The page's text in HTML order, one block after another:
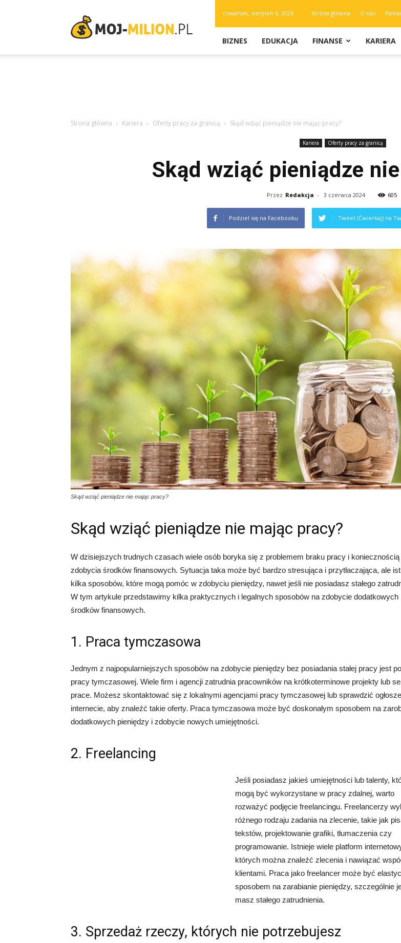
milion.pl
czwartek, sierpień 6, 2026 Strona główna O nas
BIZNES EDUKACJA FINANSE KARIERA
Strona główna Kariera Oferty pracy za granicą Skąd wziąć pieniądze nie mając pracy?
Kariera Oferty pracy za granicą
Skąd wziąć pieniądze
Przez Redakcja - 3 czerwca 2024 605
Podziel się na Facebooku Tweet (Ćwierkaj) na
Skąd wziąć pieniądze nie mając pracy?
Skąd wziąć pieniądze nie mając pracy?
W dzisiejszych trudnych czasach wiele osób boryka się z problemem braku pracy i koniecznością
zdobycia środków finansowych. Sytuacja taka może być bardzo stresująca i przytłaczająca, ale
kilka sposobów, które mogą pomóc w zdobyciu pieniędzy, nawet jeśli nie posiadasz stałego
W tym artykule przedstawimy kilka praktycznych i legalnych sposobów na zdobycie dodatkowych
środków finansowych.
1. Praca tymczasowa
Jednym z najpopularniejszych sposobów na zdobycie pieniędzy bez posiadania stałej pracy jest
pracy tymczasowej. Wiele firm i agencji zatrudnia pracowników na krótkoterminowe projekty lub
prace. Możesz skontaktować się z lokalnymi agencjami pracy tymczasowej lub sprawdzić
internecie, aby znaleźć takie oferty. Praca tymczasowa może być doskonałym sposobem na
dodatkowych pieniędzy i zdobycie nowych umiejętności.
2. Freelancing
Jeśli posiadasz jakieś umiejętności lub talenty,
mogą być wykorzystane w pracy zdalnej, warto
rozważyć podjęcie freelancingu. Freelancerzy
różnego rodzaju zadania na zlecenie, takie jak
tekstów, projektowanie grafiki, tłumaczenia czy
programowanie. Istnieje wiele platform
których można znaleźć zlecenia i nawiązać
klientami. Praca jako freelancer może być
sposobem na zarabianie pieniędzy, szczególnie
masz stałego zatrudnienia.
3. Sprzedaż rzeczy, których nie potrzebujesz